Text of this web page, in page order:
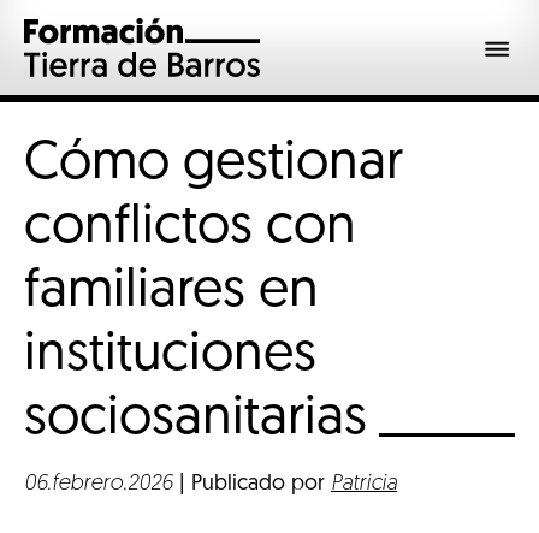
Cómo gestionar
conflictos con
familiares en
instituciones
sociosanitarias
06.febrero.2026 | Publicado por Patricia